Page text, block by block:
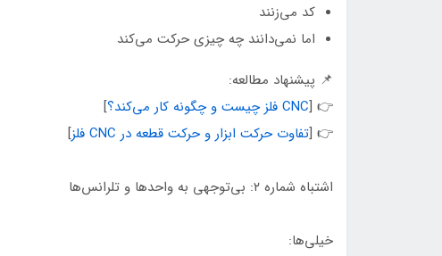
کد می‌زنند
اما نمی‌دانند چه چیزی حرکت می‌کند
📌 پیشنهاد مطالعه:
👉 [CNC فلز چیست و چگونه کار می‌کند؟
]
👉 [تفاوت حرکت ابزار و حرکت قطعه در CNC فلز ]
اشتباه شماره ۲: بی‌توجهی به واحدها و تلرانس‌ها
خیلی‌ها: